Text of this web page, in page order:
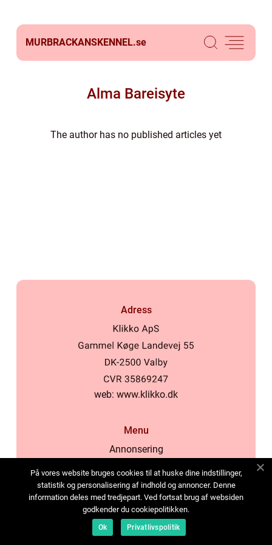
MURBRACKANSKENNEL.se
Alma Bareisyte
The author has no published articles yet
Adress
web: www.klikko.dk
Menu
Annonsering
Cookies
Kontakta oss
Sitemap
På vores website bruges cookies til at huske dine indstillinger,
statistik og personalisering af indhold og annoncer. Denne
information deles med tredjepart. Ved fortsat brug af websiden
godkender du cookiepolitikken.
Ok Privatlivspolitik